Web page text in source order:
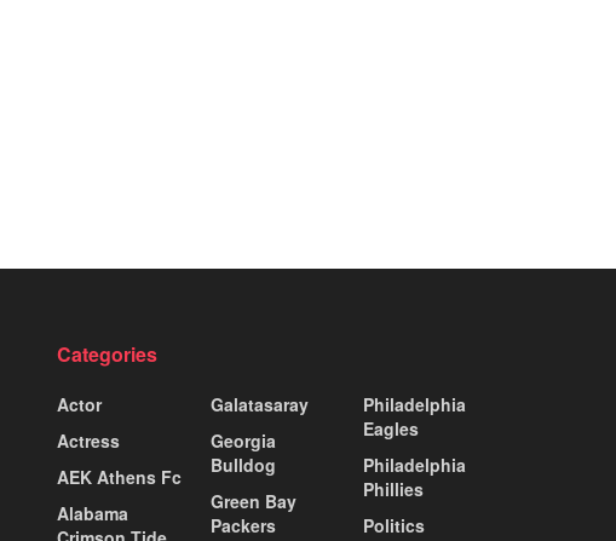
Categories
Actor
Actress
AEK Athens Fc
Alabama
Galatasaray
Georgia
Bulldog
Green Bay
Packers
Philadelphia
Eagles
Philadelphia
Phillies
Politics